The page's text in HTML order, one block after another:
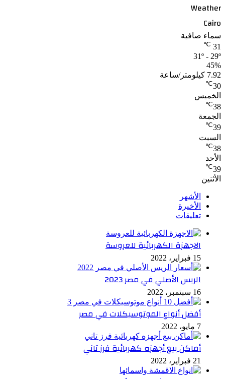
Weather
Cairo
سماء صافية
31
℃
31º - 29º
45%
7.92 كيلومتر/ساعة
30
℃
الخميس
38
℃
الجمعة
39
℃
السبت
38
℃
الأحد
39
℃
الأثنين
الأشهر
الأخيرة
تعليقات
الاجهزة الكهربائية للعروسة
15 فبراير، 2022
الريس الأصلي في مصر 2023
16 سبتمبر، 2022
أفضل أنواع الموتوسيكلات في مصر
7 مايو، 2022
أماكن بيع أجهزه كهربائية فرز تاني
21 فبراير، 2022